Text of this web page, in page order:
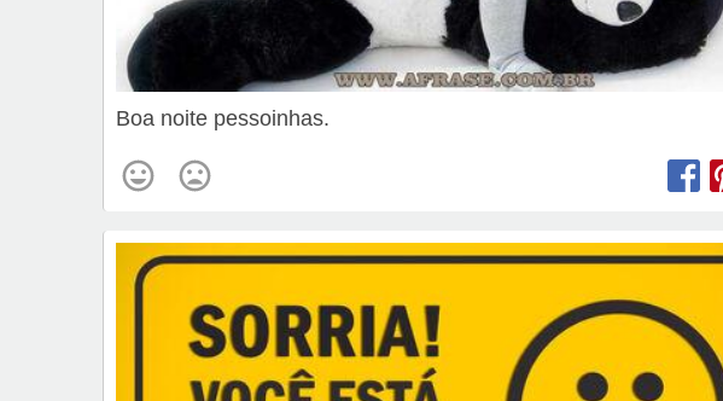
Boa noite pessoinhas.